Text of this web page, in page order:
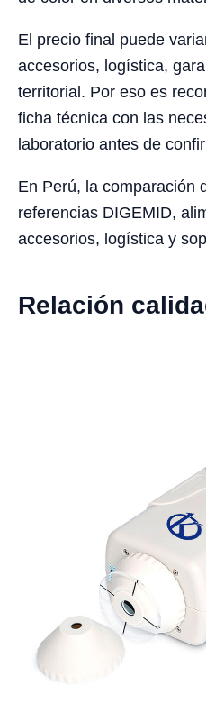
El precio final puede
accesorios, logística,
territorial. Por eso es
ficha técnica con las
laboratorio antes de
En Perú, la comparación
referencias DIGEMID,
accesorios, logística y
Relación